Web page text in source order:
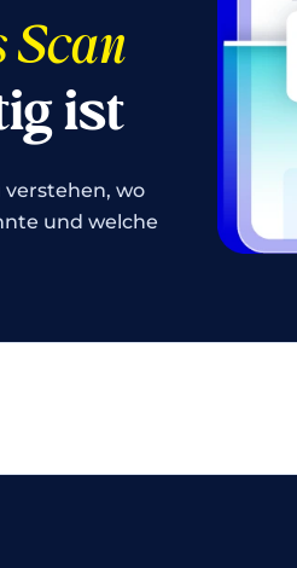
ist
verstehen, wo
und welche